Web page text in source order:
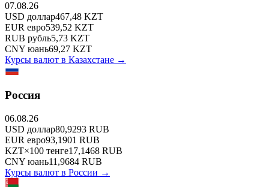
07.08.26
USD доллар467,48 KZT
EUR евро539,52 KZT
RUB рубль5,73 KZT
CNY юань69,27 KZT
Курсы валют в Казахстане →
Россия
06.08.26
USD доллар80,9293 RUB
EUR евро93,1901 RUB
KZT×100 тенге17,1468 RUB
CNY юань11,9684 RUB
Курсы валют в России →